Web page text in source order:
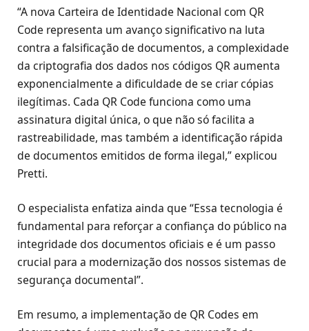
“A nova Carteira de Identidade Nacional com QR
Code representa um avanço significativo na luta
contra a falsificação de documentos, a complexidade
da criptografia dos dados nos códigos QR aumenta
exponencialmente a dificuldade de se criar cópias
ilegítimas. Cada QR Code funciona como uma
assinatura digital única, o que não só facilita a
rastreabilidade, mas também a identificação rápida
de documentos emitidos de forma ilegal,” explicou
Pretti.
O especialista enfatiza ainda que “Essa tecnologia é
fundamental para reforçar a confiança do público na
integridade dos documentos oficiais e é um passo
crucial para a modernização dos nossos sistemas de
segurança documental”.
Em resumo, a implementação de QR Codes em